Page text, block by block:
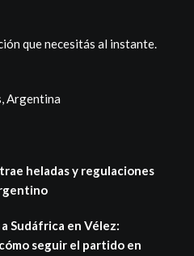
que necesitás al instante.
Argentina
heladas y regulaciones
Sudáfrica en Vélez:
seguir el partido en